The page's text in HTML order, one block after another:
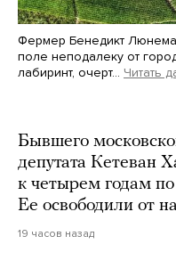
Фермер Бенедикт
поле неподалеку от
лабиринт, очерт… Читать
Бывшего
депутата Кетеван
к четырем годам
Ее освободили от
19 часов назад